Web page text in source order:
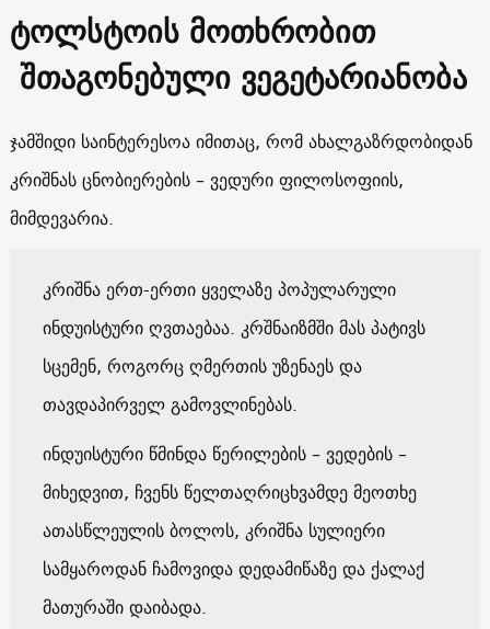
ტოლსტოის მოთხრობით
შთაგონებული ვეგეტარიანობა
ჯამშიდი საინტერესოა იმითაც, რომ ახალგაზრდობიდან
კრიშნას ცნობიერების – ვედური ფილოსოფიის,
მიმდევარია.
კრიშნა ერთ-ერთი ყველაზე პოპულარული
ინდუისტური ღვთაებაა. კრშნაიზმში მას პატივს
სცემენ, როგორც ღმერთის უზენაეს და
თავდაპირველ გამოვლინებას.
ინდუისტური წმინდა წერილების – ვედების –
მიხედვით, ჩვენს წელთაღრიცხვამდე მეოთხე
ათასწლეულის ბოლოს, კრიშნა სულიერი
სამყაროდან ჩამოვიდა დედამიწაზე და ქალაქ
მათურაში დაიბადა.